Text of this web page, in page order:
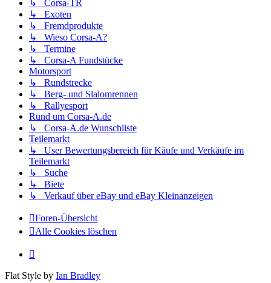
↳ Corsa-TR
↳ Exoten
↳ Fremdprodukte
↳ Wieso Corsa-A?
↳ Termine
↳ Corsa-A Fundstücke
Motorsport
↳ Rundstrecke
↳ Berg- und Slalomrennen
↳ Rallyesport
Rund um Corsa-A.de
↳ Corsa-A.de Wunschliste
Teilemarkt
↳ User Bewertungsbereich für Käufe und Verkäufe im
Teilemarkt
↳ Suche
↳ Biete
↳ Verkauf über eBay und eBay Kleinanzeigen
Foren-Übersicht
Alle Cookies löschen
Flat Style by Ian Bradley